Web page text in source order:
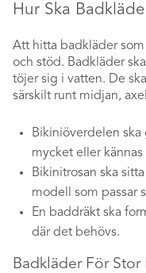
Hur Ska
Att hitta badkläder
och stöd. Badkläder
töjer sig i vatten. De
särskilt runt midjan,
Bikiniöverdelen ska
mycket eller
Bikinitrosan ska
modell som passar
En baddräkt ska
där det behövs.
Badkläder För Stor